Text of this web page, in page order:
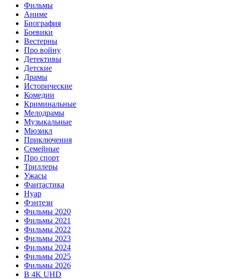
Фильмы
Аниме
Биография
Боевики
Вестерны
Про войну
Детективы
Детские
Драмы
Исторические
Комедии
Криминальные
Мелодрамы
Музыкальные
Мюзикл
Приключения
Семейные
Про спорт
Триллеры
Ужасы
Фантастика
Нуар
Фэнтези
Фильмы 2020
Фильмы 2021
Фильмы 2022
Фильмы 2023
Фильмы 2024
Фильмы 2025
Фильмы 2026
В 4K UHD